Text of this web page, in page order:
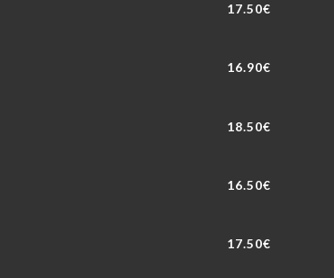
17.50€
16.90€
18.50€
16.50€
17.50€